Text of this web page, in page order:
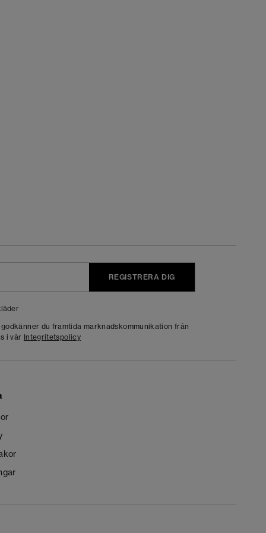
REGISTRERA DIG
du framtida marknadskommunikation från
i vår Integritetspolicy